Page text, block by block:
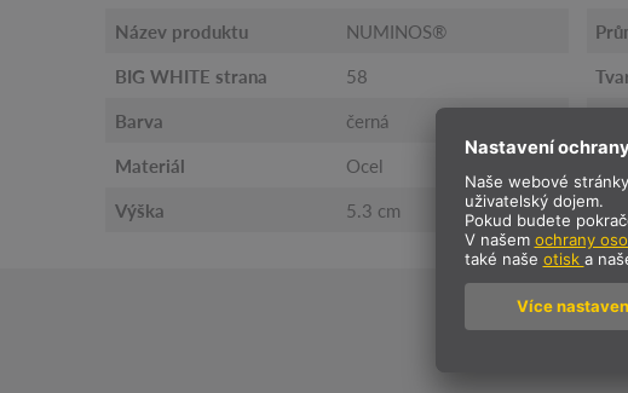
Název produktu NUMINOS®
BIG WHITE strana 58
Barva černá
Materiál Ocel
Výška 5.3 cm
Naše